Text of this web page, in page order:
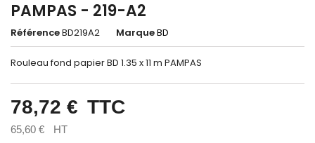
PAMPAS - 219-A2
RéférenceBD219A2 MarqueBD
Rouleau fond papier BD 1.35 x 11 m PAMPAS
78,72 € TTC
65,60 € HT